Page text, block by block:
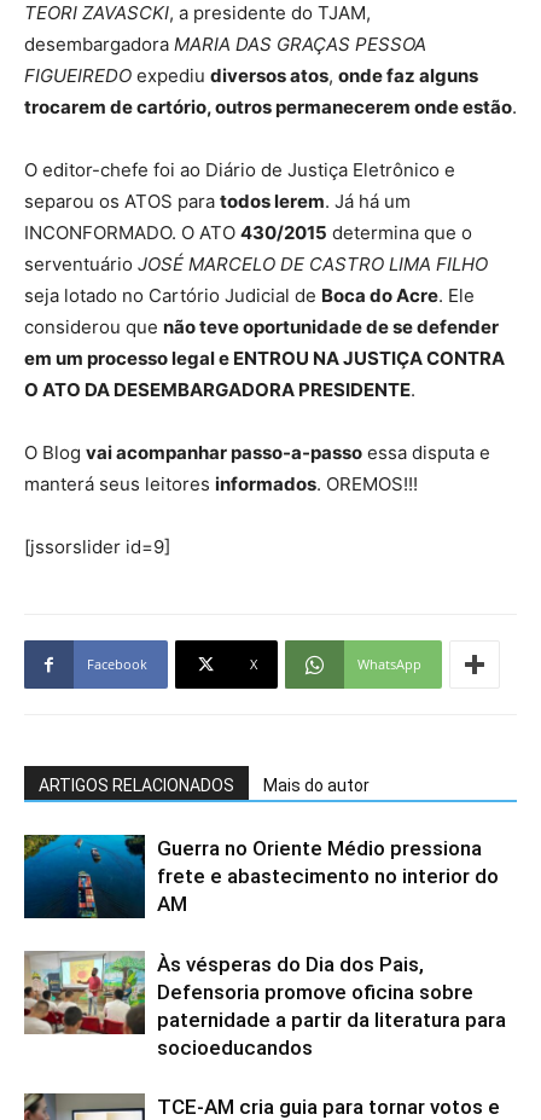
TEORI ZAVASCKI, a presidente do TJAM,
desembargadora MARIA DAS GRAÇAS PESSOA
FIGUEIREDO expediu diversos atos, onde faz alguns
trocarem de cartório, outros permanecerem onde estão.
O editor-chefe foi ao Diário de Justiça Eletrônico e
separou os ATOS para todos lerem. Já há um
INCONFORMADO. O ATO 430/2015 determina que o
serventuário JOSÉ MARCELO DE CASTRO LIMA FILHO
seja lotado no Cartório Judicial de Boca do Acre. Ele
considerou que não teve oportunidade de se defender
em um processo legal e ENTROU NA JUSTIÇA CONTRA
O ATO DA DESEMBARGADORA PRESIDENTE.
O Blog vai acompanhar passo-a-passo essa disputa e
manterá seus leitores informados. OREMOS!!!
[jssorslider id=9]
Facebook X WhatsApp
ARTIGOS RELACIONADOS Mais do autor
Guerra no Oriente Médio pressiona
frete e abastecimento no interior do
AM
Às vésperas do Dia dos Pais,
Defensoria promove oficina sobre
paternidade a partir da literatura para
socioeducandos
TCE-AM cria guia para tornar votos e